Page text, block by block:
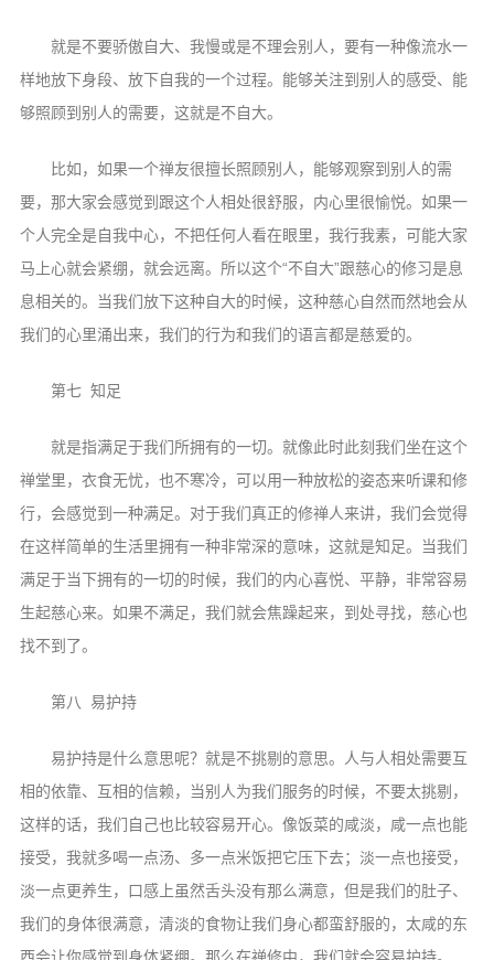
就是不要骄傲自大、我慢或是不理会别人，要有一种像流水一
样地放下身段、放下自我的一个过程。能够关注到别人的感受、能
够照顾到别人的需要，这就是不自大。
比如，如果一个禅友很擅长照顾别人，能够观察到别人的需
要，那大家会感觉到跟这个人相处很舒服，内心里很愉悦。如果一
个人完全是自我中心，不把任何人看在眼里，我行我素，可能大家
马上心就会紧绷，就会远离。所以这个“不自大”跟慈心的修习是息
息相关的。当我们放下这种自大的时候，这种慈心自然而然地会从
我们的心里涌出来，我们的行为和我们的语言都是慈爱的。
第七 知足
就是指满足于我们所拥有的一切。就像此时此刻我们坐在这个
禅堂里，衣食无忧，也不寒冷，可以用一种放松的姿态来听课和修
行，会感觉到一种满足。对于我们真正的修禅人来讲，我们会觉得
在这样简单的生活里拥有一种非常深的意味，这就是知足。当我们
满足于当下拥有的一切的时候，我们的内心喜悦、平静，非常容易
生起慈心来。如果不满足，我们就会焦躁起来，到处寻找，慈心也
找不到了。
第八 易护持
易护持是什么意思呢？就是不挑剔的意思。人与人相处需要互
相的依靠、互相的信赖，当别人为我们服务的时候，不要太挑剔，
这样的话，我们自己也比较容易开心。像饭菜的咸淡，咸一点也能
接受，我就多喝一点汤、多一点米饭把它压下去；淡一点也接受，
淡一点更养生，口感上虽然舌头没有那么满意，但是我们的肚子、
我们的身体很满意，清淡的食物让我们身心都蛮舒服的，太咸的东